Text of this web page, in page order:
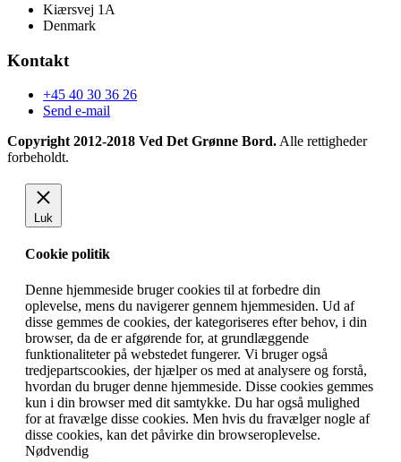
Kiærsvej 1A
Denmark
Kontakt
+45 40 30 36 26
Send e-mail
Copyright 2012-2018 Ved Det Grønne Bord. Alle rettigheder
forbeholdt.
Luk
Cookie politik
Denne hjemmeside bruger cookies til at forbedre din
oplevelse, mens du navigerer gennem hjemmesiden. Ud af
disse gemmes de cookies, der kategoriseres efter behov, i din
browser, da de er afgørende for, at grundlæggende
funktionaliteter på webstedet fungerer. Vi bruger også
tredjepartscookies, der hjælper os med at analysere og forstå,
hvordan du bruger denne hjemmeside. Disse cookies gemmes
kun i din browser med dit samtykke. Du har også mulighed
for at fravælge disse cookies. Men hvis du fravælger nogle af
disse cookies, kan det påvirke din browseroplevelse.
Nødvendig